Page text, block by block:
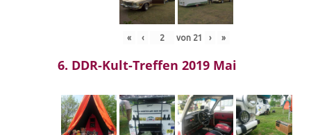
« ‹ von 21 › »
6. DDR-Kult-Treffen 2019 Mai